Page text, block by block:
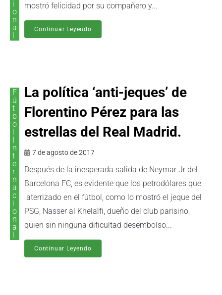
i
o
n
a
l
mostró felicidad por su compañero y...
Continuar Leyendo
F
ú
t
b
o
l
I
n
t
e
r
n
a
c
i
o
n
a
l
La política ‘anti-jeques’ de
Florentino Pérez para las
estrellas del Real Madrid.
7 de agosto de 2017
Después de la inesperada salida de Neymar Jr del
Barcelona FC, es evidente que los petrodólares que
aterrizado en el fútbol, como lo mostró el jeque del
PSG, Nasser al Khelaïfi, dueño del club parisino,
quien sin ninguna dificultad desembolso...
Continuar Leyendo